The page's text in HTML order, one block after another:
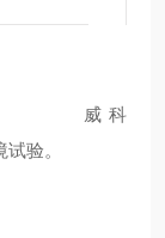
威科
验。